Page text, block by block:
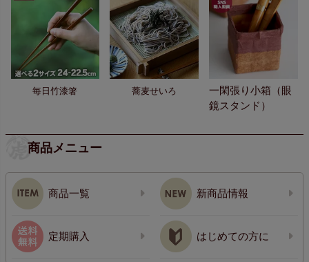
毎日竹漆箸 蕎麦せいろ
一閑張り小箱（眼
鏡スタンド）
商品メニュー
商品一覧 新商品情報
定期購入 はじめての方に